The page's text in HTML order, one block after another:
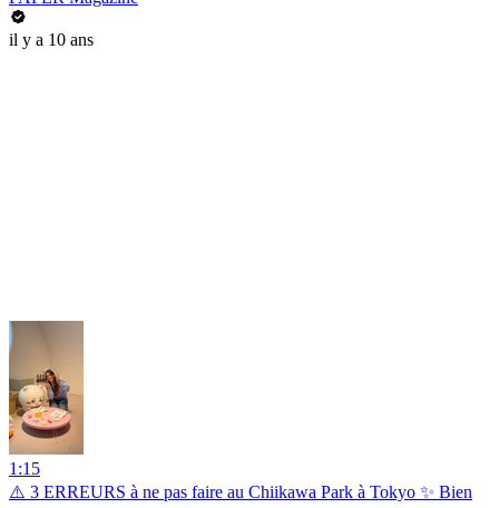
il y a 10 ans
1:15
⚠️ 3 ERREURS à ne pas faire au Chiikawa Park à Tokyo ✨ Bien